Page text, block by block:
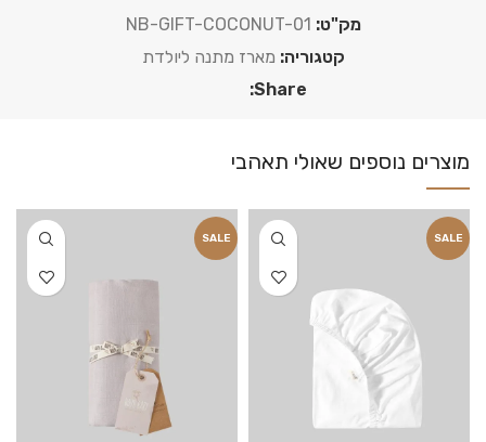
מק"ט: NB-GIFT-COCONUT-01
קטגוריה: מארז מתנה ליולדת
Share:
SALE
SALE